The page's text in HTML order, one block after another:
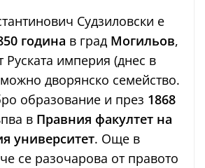
Судзиловски е
година в град Могильов,
Руската империя (днес в
дворянско семейство.
образование и през 1868
в Правния факултет на
университет. Още в
се разочарова от правото